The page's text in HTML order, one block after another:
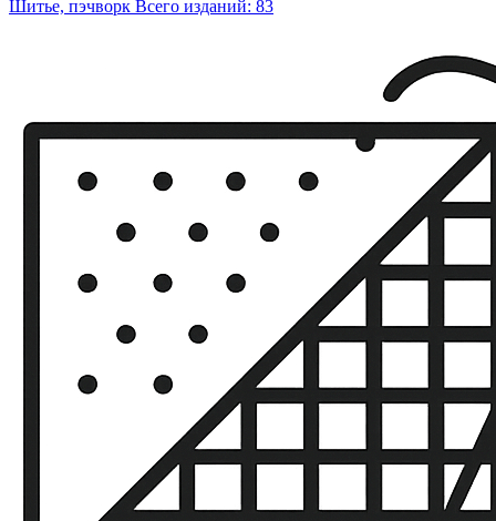
Шитье, пэчворк Всего изданий: 83